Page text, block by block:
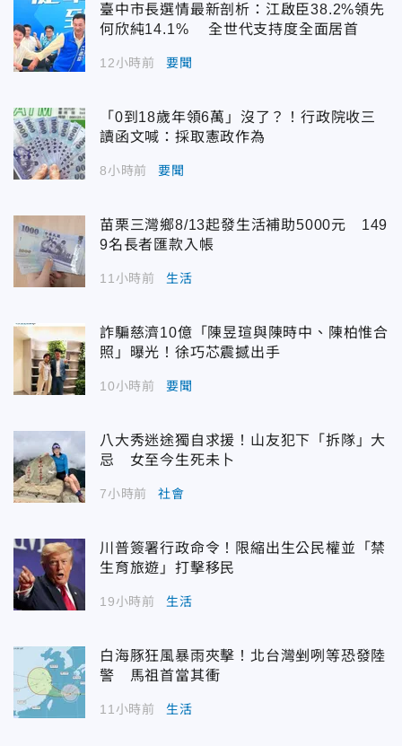
臺中市長選情最新剖析：江啟臣38.2%領先
何欣純14.1% 全世代支持度全面居首
12小時前 要聞
「0到18歲年領6萬」沒了？！行政院收三
讀函文喊：採取憲政作為
8小時前 要聞
苗栗三灣鄉8/13起發生活補助5000元 149
9名長者匯款入帳
11小時前 生活
詐騙慈濟10億「陳昱瑄與陳時中、陳柏惟合
照」曝光！徐巧芯震撼出手
10小時前 要聞
八大秀迷途獨自求援！山友犯下「拆隊」大
忌 女至今生死未卜
7小時前 社會
川普簽署行政命令！限縮出生公民權並「禁
生育旅遊」打擊移民
19小時前 生活
白海豚狂風暴雨夾擊！北台灣剉咧等恐發陸
警 馬祖首當其衝
11小時前 生活